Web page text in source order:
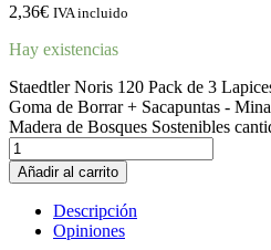
2,36€ IVA incluido
Hay existencias
Staedtler Noris 120 Pack de 3
Goma de Borrar + Sacapuntas -
Madera de Bosques Sostenibles
Añadir al carrito
Descripción
Opiniones